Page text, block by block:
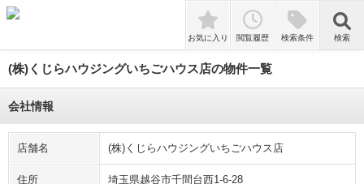
検索
お気に入り 閲覧履歴 検索条件 検索
(株)くじらハウジングいちごハウス店の物件一覧
会社情報
店舗名 (株)くじらハウジングいちごハウス店
住所 埼玉県越谷市千間台西1-6-28
tune 即入居可 ペット相談